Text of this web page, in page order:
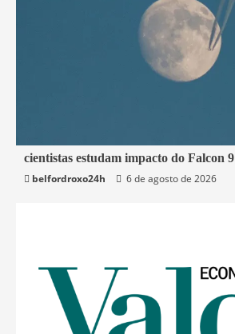
2 min read
Mundo
cientistas estudam impacto do Falcon 9
belfordroxo24h
6 de agosto de 2026